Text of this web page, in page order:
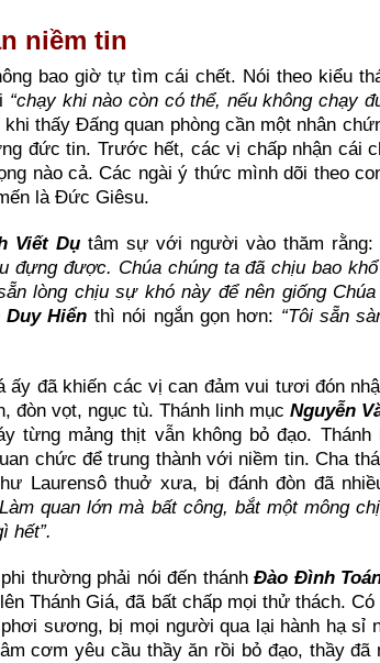
niềm tin
bao giờ tự tìm cái chết. Nói theo kiểu
“chạy khi nào còn có thể, nếu không chạy
thấy Đấng quan phòng cần một nhân
đức tin. Trước hết, các vị chấp nhận cái
nào cả. Các ngài ý thức mình dõi theo
là Đức Giêsu.
Viết Dụtâm sự với người vào thăm rằng:
đựng được. Chúa chúng ta đã chịu bao
lòng chịu sự khó này để nên giống Chúa
Duy Hiển thì nói ngắn gọn hơn: “Tôi sẵn
ấy đã khiến các vị can đảm vui tươi đón
đòn vọt, ngục tù. Thánh linh mục Nguyễn
từng mảng thịt vẫn không bỏ đạo. Thánh
chức để trung thành với niềm tin. Cha
Laurensô thuở xưa, bị đánh đòn đã
quan lớn mà bất công, bắt một mông
hết”.
thường phải nói đến thánhĐào Đình
Thánh Giá, đã bất chấp mọi thử thách.
sương, bị mọi người qua lại hành hạ sỉ
cơm yêu cầu thầy ăn rồi bỏ đạo, thầy đã